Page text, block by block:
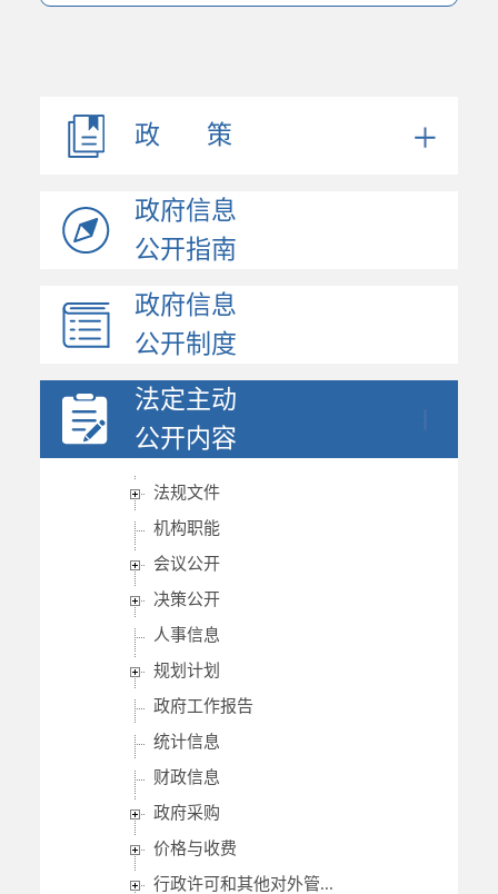
政 策
政府信息
公开指南
政府信息
公开制度
法定主动
公开内容
法规文件
机构职能
会议公开
决策公开
人事信息
规划计划
政府工作报告
统计信息
财政信息
政府采购
价格与收费
行政许可和其他对外管...